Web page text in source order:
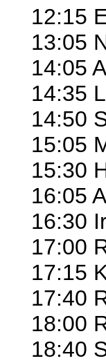
12:15
13:05
14:05
14:35
14:50
15:05
15:30
16:05
16:30
17:00
17:15
17:40
18:00
18:40